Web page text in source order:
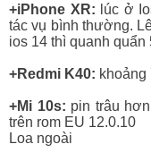
+iPhone XR:
lúc ở
tác vụ bình thường.
ios 14 thì quanh quẩn
+Redmi K40: khoảng
+Mi 10s: pin trâu
trên rom EU 12.0.10
Loa ngoài